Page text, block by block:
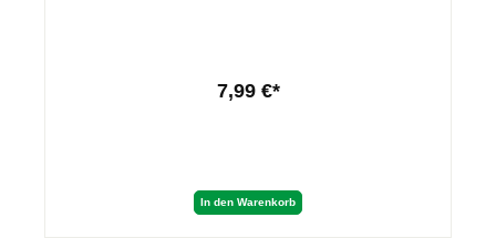
7,99 €*
In den Warenkorb